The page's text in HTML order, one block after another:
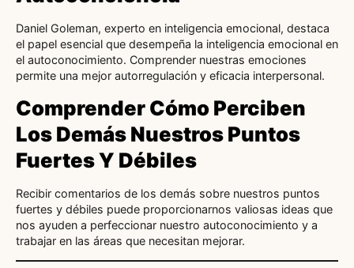
Daniel Goleman, experto en inteligencia emocional, destaca
el papel esencial que desempeña la inteligencia emocional en
el autoconocimiento. Comprender nuestras emociones
permite una mejor autorregulación y eficacia interpersonal.
Comprender Cómo Perciben
Los Demás Nuestros Puntos
Fuertes Y Débiles
Recibir comentarios de los demás sobre nuestros puntos
fuertes y débiles puede proporcionarnos valiosas ideas que
nos ayuden a perfeccionar nuestro autoconocimiento y a
trabajar en las áreas que necesitan mejorar.